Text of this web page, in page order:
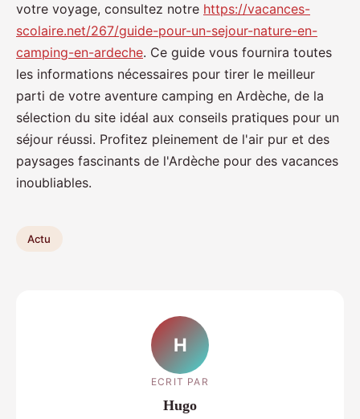
votre voyage, consultez notre https://vacances-
scolaire.net/267/guide-pour-un-sejour-nature-en-
camping-en-ardeche. Ce guide vous fournira toutes
les informations nécessaires pour tirer le meilleur
parti de votre aventure camping en Ardèche, de la
sélection du site idéal aux conseils pratiques pour un
séjour réussi. Profitez pleinement de l'air pur et des
paysages fascinants de l'Ardèche pour des vacances
inoubliables.
Actu
H
ECRIT PAR
Hugo